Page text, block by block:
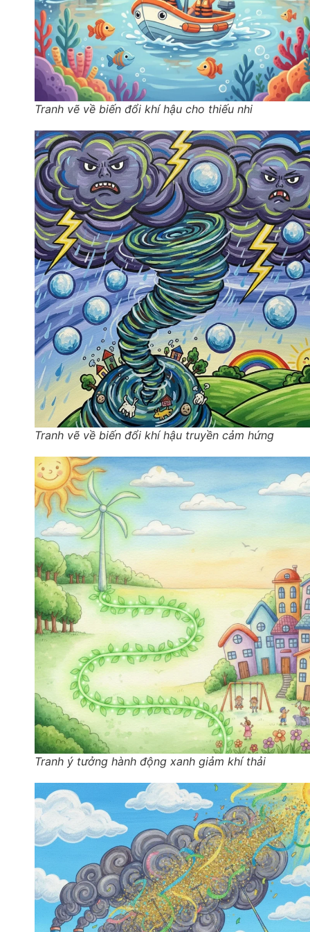
Tranh vẽ về biến đổi khí hậu cho thiếu nhi
Tranh vẽ về biến đổi khí hậu truyền cảm hứng
Tranh ý tưởng hành động xanh giảm khí thải